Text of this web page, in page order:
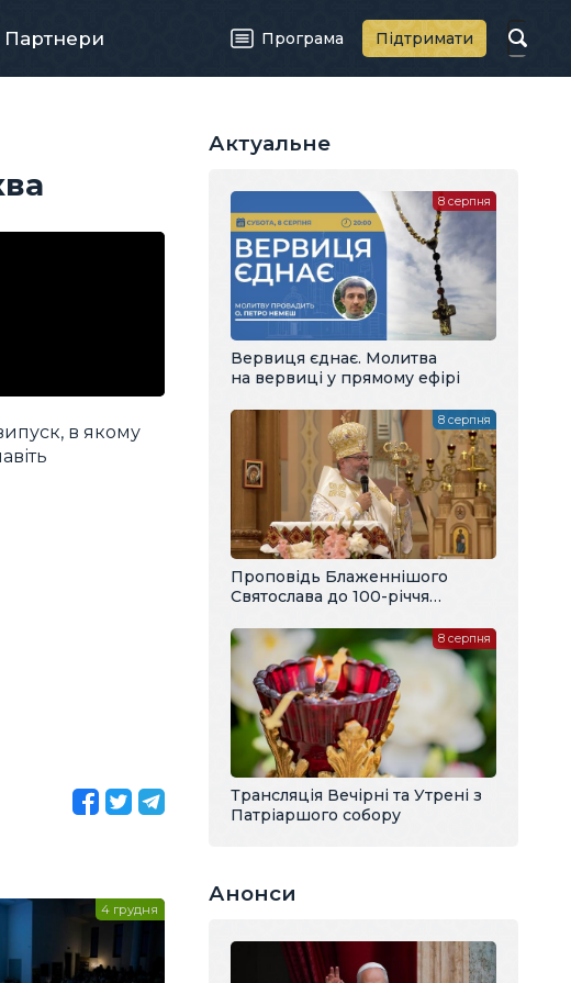
Партнери Програма Підтримати
в якому
4 грудня
Актуальне
Вервиця єднає. Молитва
на вервиці у прямому ефірі
8 серпня
Проповідь Блаженнішого
Святослава до 100-річчя
8 серпня
Трансляція Вечірні та Утрені з
Патріаршого собору
8 серпня
Анонси